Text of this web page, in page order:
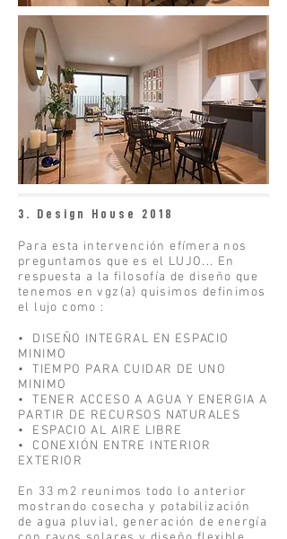
3. Design House 2018
Para esta intervención efímera nos
preguntamos que es el LUJO... En
respuesta a la filosofía de diseño que
tenemos en vgz(a) quisimos definimos
el lujo como :
• DISEÑO INTEGRAL EN ESPACIO
MINIMO
• TIEMPO PARA CUIDAR DE UNO
MINIMO
• TENER ACCESO A AGUA Y ENERGIA A
PARTIR DE RECURSOS NATURALES
• ESPACIO AL AIRE LIBRE
• CONEXIÓN ENTRE INTERIOR
EXTERIOR
En 33 m2 reunimos todo lo anterior
mostrando cosecha y potabilización
de agua pluvial, generación de energía